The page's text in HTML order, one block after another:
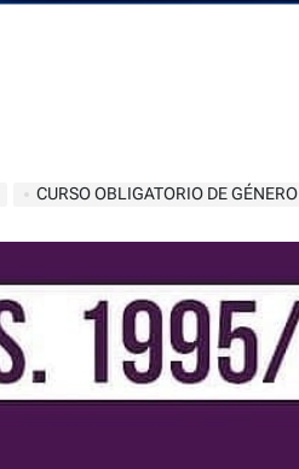
CURSO OBLIGATORIO DE GÉNERO